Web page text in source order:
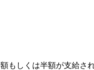
もしくは半額が支給され